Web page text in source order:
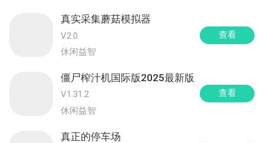
真实采集蘑菇模拟器
V2.0
休闲益智
查看
僵尸榨汁机国际版2025最新版
V1.31.2
休闲益智
查看
真正的停车场